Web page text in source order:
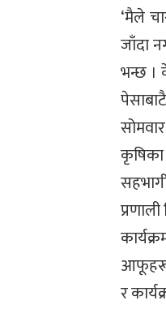
‘मैले
जाँदा
भन्छ ।
र